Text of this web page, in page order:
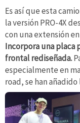
Es así que esta
la versión PRO-4X
con una extensión
Incorpora una
frontal rediseñada.
especialmente en
road, se han añadido